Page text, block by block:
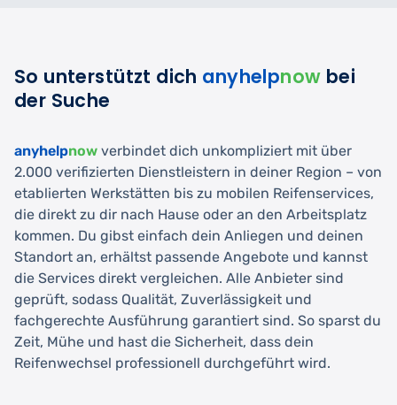
So unterstützt dich anyhelpnow bei
der Suche
anyhelpnow verbindet dich unkompliziert mit über
2.000 verifizierten Dienstleistern in deiner Region – von
etablierten Werkstätten bis zu mobilen Reifenservices,
die direkt zu dir nach Hause oder an den Arbeitsplatz
kommen. Du gibst einfach dein Anliegen und deinen
Standort an, erhältst passende Angebote und kannst
die Services direkt vergleichen. Alle Anbieter sind
geprüft, sodass Qualität, Zuverlässigkeit und
fachgerechte Ausführung garantiert sind. So sparst du
Zeit, Mühe und hast die Sicherheit, dass dein
Reifenwechsel professionell durchgeführt wird.